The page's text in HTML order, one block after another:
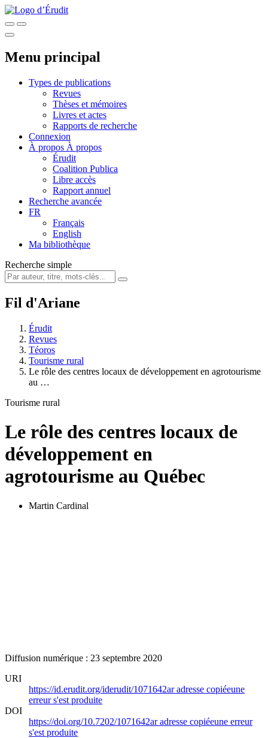
Menu principal
Types de publications
Revues
Thèses et mémoires
Livres et actes
Rapports de recherche
Connexion
À propos À propos
Érudit
Coalition Publica
Libre accès
Rapport annuel
Recherche avancée
FR
Français
English
Ma bibliothèque
Recherche simple
Fil d'Ariane
Érudit
Revues
Téoros
Tourisme rural
Le rôle des centres locaux de développement en agrotourisme
au …
Tourisme rural
Le rôle des centres locaux de
développement en
agrotourisme au Québec
Martin Cardinal
Diffusion numérique : 23 septembre 2020
URI
https://id.erudit.org/iderudit/1071642aradresse copiéeune
erreur s'est produite
DOI
https://doi.org/10.7202/1071642aradresse copiéeune erreur
s'est produite